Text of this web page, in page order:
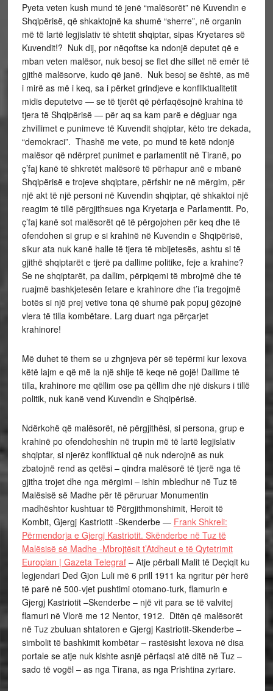
Pyeta veten kush mund të jenë “malësorët” në Kuvendin e
Shqipërisë, që shkaktojnë ka shumë “sherre”, në organin
më të lartë legjislativ të shtetit shqiptar, sipas Kryetares së
Kuvendit!? Nuk dij, por nëqoftse ka ndonjë deputet që e
mban veten malësor, nuk besoj se flet dhe sillet në emër të
gjithë malësorve, kudo që janë. Nuk besoj se është, as më
i mirë as më i keq, sa i përket grindjeve e konfliktualitetit
midis deputetve — se të tjerët që përfaqësojnë krahina të
tjera të Shqipërisë — për aq sa kam parë e dëgjuar nga
zhvillimet e punimeve të Kuvendit shqiptar, këto tre dekada,
“demokraci”. Thashë me vete, po mund të ketë ndonjë
malësor që ndërpret punimet e parlamentit në Tiranë, po
ç’faj kanë të shkretët malësorë të përhapur anë e mbanë
Shqipërisë e trojeve shqiptare, përfshir ne në mërgim, për
një akt të një personi në Kuvendin shqiptar, që shkaktoi një
reagim të tillë përgjithsues nga Kryetarja e Parlamentit. Po,
ç’faj kanë sot malësorët që të përgojohen për keq dhe të
ofendohen si grup e si krahinë në Kuvendin e Shqipërisë,
sikur ata nuk kanë halle të tjera të mbijetesës, ashtu si të
gjithë shqiptarët e tjerë pa dallime politike, feje a krahine?
Se ne shqiptarët, pa dallim, përpiqemi të mbrojmë dhe të
ruajmë bashkjetesën fetare e krahinore dhe t’ia tregojmë
botës si një prej vetive tona që shumë pak popuj gëzojnë
vlera të tilla kombëtare. Larg duart nga përçarjet
krahinore!
Më duhet të them se u zhgnjeva për së tepërmi kur lexova
këtë lajm e që më la një shije të keqe në gojë! Dallime të
tilla, krahinore me qëllim ose pa qëllim dhe një diskurs i tillë
politik, nuk kanë vend Kuvendin e Shqipërisë.
Ndërkohë që malësorët, në përgjithësi, si persona, grup e
krahinë po ofendoheshin në trupin më të lartë legjislativ
shqiptar, si njerëz konfliktual që nuk nderojnë as nuk
zbatojnë rend as qetësi – qindra malësorë të tjerë nga të
gjitha trojet dhe nga mërgimi – ishin mbledhur në Tuz të
Malësisë së Madhe për të përuruar Monumentin
madhështor kushtuar të Përgjithmonshimit, Heroit të
Kombit, Gjergj Kastriotit -Skenderbe — Frank Shkreli:
Përmendorja e Gjergj Kastriotit. Skënderbe në Tuz të
Malësisë së Madhe -Mbrojtësit t’Atdheut e të Qytetrimit
Europian | Gazeta Telegraf– Atje përball Malit të Deçiqit ku
legjendari Ded Gjon Luli më 6 prill 1911 ka ngritur për herë
të parë në 500-vjet pushtimi otomano-turk, flamurin e
Gjergj Kastriotit –Skenderbe – një vit para se të valvitej
flamuri në Vlorë me 12 Nentor, 1912. Ditën që malësorët
në Tuz zbuluan shtatoren e Gjergj Kastriotit-Skenderbe –
simbolit të bashkimit kombëtar – rastësisht lexova në disa
portale se atje nuk kishte asnjë përfaqsi atë ditë në Tuz –
sado të vogël – as nga Tirana, as nga Prishtina zyrtare.